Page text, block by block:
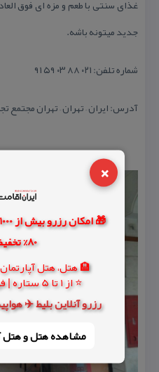
×
80% تخفیف واقعی
🏨 هتل، هتل
⭐ از 1 تا 5 ستاره | فولبرد | نزدیک حرم
رزرو آنلاین بلیط ✈️
مشاهده هتل و هتل‌
غذای سنتی با طعم و مزه ای فوق
جدید میتونه باشه.
شماره تلفن: ۰۲۱ ۸۸ ۰۳ ۵۹ ۹۱
آدرس: ایران – تهران – تهران مجتمع